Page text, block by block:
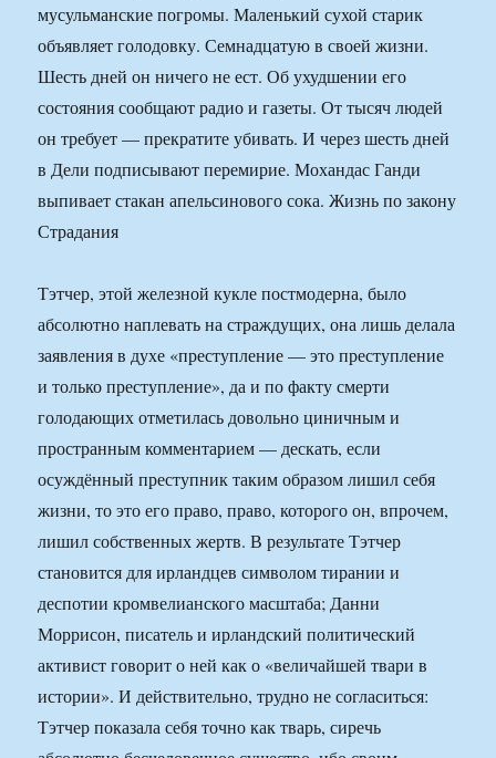
мусульманские погромы. Маленький сухой старик
объявляет голодовку. Семнадцатую в своей жизни.
Шесть дней он ничего не ест. Об ухудшении его
состояния сообщают радио и газеты. От тысяч людей
он требует — прекратите убивать. И через шесть дней
в Дели подписывают перемирие. Мохандас Ганди
выпивает стакан апельсинового сока. Жизнь по закону
Страдания
Тэтчер, этой железной кукле постмодерна, было
абсолютно наплевать на страждущих, она лишь делала
заявления в духе «преступление — это преступление
и только преступление», да и по факту смерти
голодающих отметилась довольно циничным и
пространным комментарием — дескать, если
осуждённый преступник таким образом лишил себя
жизни, то это его право, право, которого он, впрочем,
лишил собственных жертв. В результате Тэтчер
становится для ирландцев символом тирании и
деспотии кромвелианского масштаба; Данни
Моррисон, писатель и ирландский политический
активист говорит о ней как о «величайшей твари в
истории». И действительно, трудно не согласиться:
Тэтчер показала себя точно как тварь, сиречь